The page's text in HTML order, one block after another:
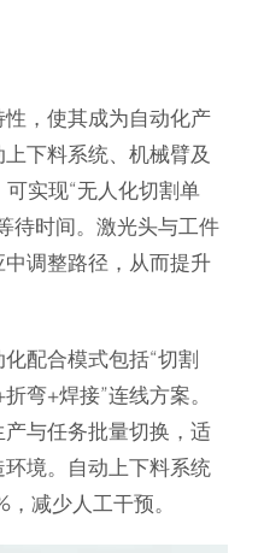
，使其成为自动化产
下料系统、机械臂及
实现“无人化切割单
待时间。激光头与工件
调整路径，从而提升
配合模式包括“切割
弯+焊接”连线方案。
与任务批量切换，适
境。自动上下料系统
减少人工干预。